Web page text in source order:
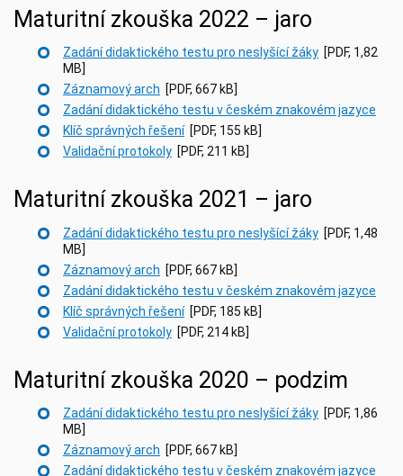
Maturitní zkouška 2022 – jaro
Zadání didaktického testu pro neslyšící žáky [PDF, 1,82
MB]
Záznamový arch [PDF, 667 kB]
Zadání didaktického testu v českém znakovém jazyce
Klíč správných řešení[PDF, 155 kB]
Validační protokoly [PDF, 211 kB]
Maturitní zkouška 2021 – jaro
Zadání didaktického testu pro neslyšící žáky [PDF, 1,48
MB]
Záznamový arch [PDF, 667 kB]
Zadání didaktického testu v českém znakovém jazyce
Klíč správných řešení[PDF, 185 kB]
Validační protokoly [PDF, 214 kB]
Maturitní zkouška 2020 – podzim
Zadání didaktického testu pro neslyšící žáky [PDF, 1,86
MB]
Záznamový arch [PDF, 667 kB]
Zadání didaktického testu v českém znakovém jazyce